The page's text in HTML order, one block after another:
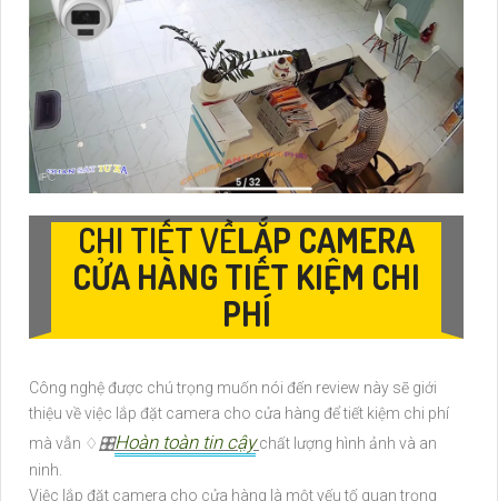
CHI TIẾT VỀLẮP CAMERA
CỬA HÀNG TIẾT KIỆM CHI
PHÍ
Công nghệ được chú trọng muốn nói đến review này sẽ giới
thiệu về việc lắp đặt camera cho cửa hàng để tiết kiệm chi phí
mà vẫn ♢🎛Hoàn toàn tin cậy chất lượng hình ảnh và an
ninh.
Việc lắp đặt camera cho cửa hàng là một yếu tố quan trọng